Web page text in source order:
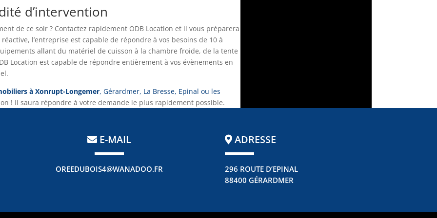
d’intervention
de ce soir ? Contactez rapidement ODB Location et il vous préparera
l’entreprise est capable de répondre à vos besoins de 10 à
allant du matériel de cuisson à la chambre froide, de la tente
Location est capable de répondre entièrement à vos évènements en
à Xonrupt-Longemer, Gérardmer, La Bresse, Epinal ou les
! Il saura répondre à votre demande le plus rapidement possible.
E-MAIL
OREEDUBOIS4@WANADOO.FR
ADRESSE
296 ROUTE D’EPINAL
88400 GÉRARDMER